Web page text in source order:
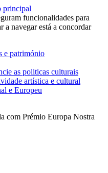
principal
funcionalidades para
a navegar está a concordar
e património
as politicas culturais
artística e cultural
e Europeu
com Prémio Europa Nostra